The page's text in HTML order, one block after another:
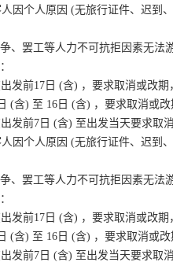
因个人原因 (无旅行证件、迟到
、罢工等人力不可抗拒因素无
发前17日 (含) ，要求取消或改
(含) 至 16日 (含) ，要求取消或
发前7日 (含) 至出发当天要求取
因个人原因 (无旅行证件、迟到
、罢工等人力不可抗拒因素无
发前17日 (含) ，要求取消或改
(含) 至 16日 (含) ，要求取消或
发前7日 (含) 至出发当天要求取